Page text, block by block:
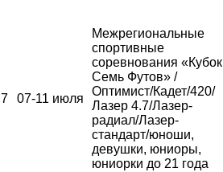
7 07-11 июля
Межрегиональные
спортивные
соревнования «Кубок
Семь Футов» /
Оптимист/Кадет/420/
Лазер 4.7/Лазер-
радиал/Лазер-
стандарт/юноши,
девушки, юниоры,
юниорки до 21 года